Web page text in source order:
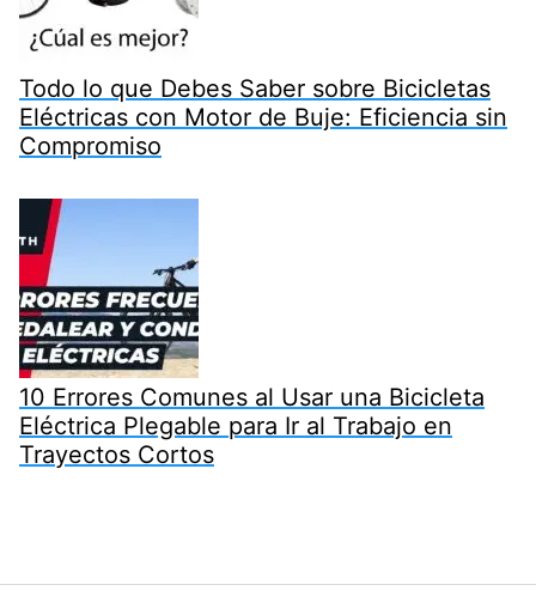
Todo lo que Debes Saber sobre Bicicletas
Eléctricas con Motor de Buje: Eficiencia sin
Compromiso
10 Errores Comunes al Usar una Bicicleta
Eléctrica Plegable para Ir al Trabajo en
Trayectos Cortos